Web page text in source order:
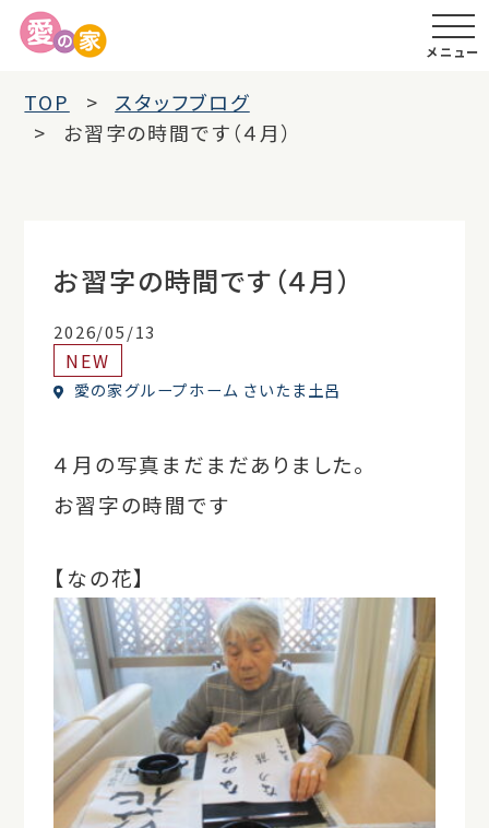
メニュー
TOP
スタッフブログ
お習字の時間です（４月）
お習字の時間です（４月）
2026/05/13
NEW
愛の家グループホーム さいたま土呂
４月の写真まだまだありました。
お習字の時間です
【なの花】